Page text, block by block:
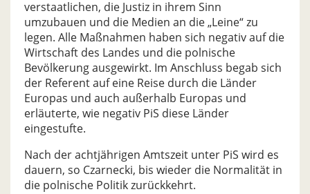
verstaatlichen, die Justiz in ihrem Sinn
umzubauen und die Medien an die „Leine“ zu
legen. Alle Maßnahmen haben sich negativ auf die
Wirtschaft des Landes und die polnische
Bevölkerung ausgewirkt. Im Anschluss begab sich
der Referent auf eine Reise durch die Länder
Europas und auch außerhalb Europas und
erläuterte, wie negativ PiS diese Länder
eingestufte.
Nach der achtjährigen Amtszeit unter PiS wird es
dauern, so Czarnecki, bis wieder die Normalität in
die polnische Politik zurückkehrt.